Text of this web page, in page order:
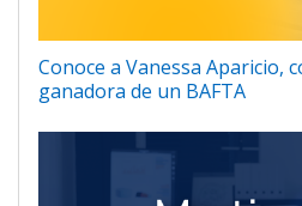
Conoce a Vanessa Aparicio,
ganadora de un BAFTA